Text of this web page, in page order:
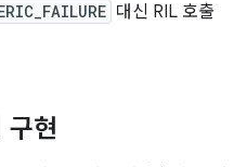
대신 RIL 호출
구현